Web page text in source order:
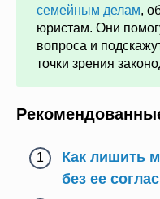
семейным делам,
юристам. Они
вопроса и
точки зрения
Как лишить
без ее